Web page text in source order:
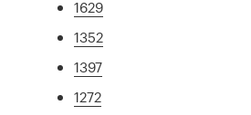
1629
1352
1397
1272